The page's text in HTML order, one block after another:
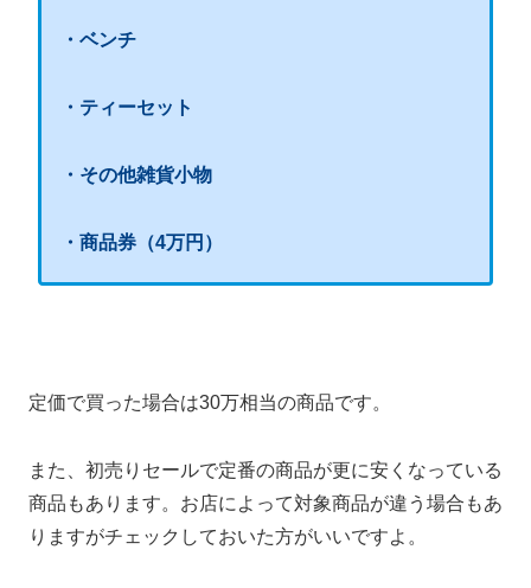
・ベンチ
・ティーセット
・その他雑貨小物
・商品券（4万円）
定価で買った場合は30万相当の商品です。
また、初売りセールで定番の商品が更に安くなっている
商品もあります。お店によって対象商品が違う場合もあ
りますがチェックしておいた方がいいですよ。